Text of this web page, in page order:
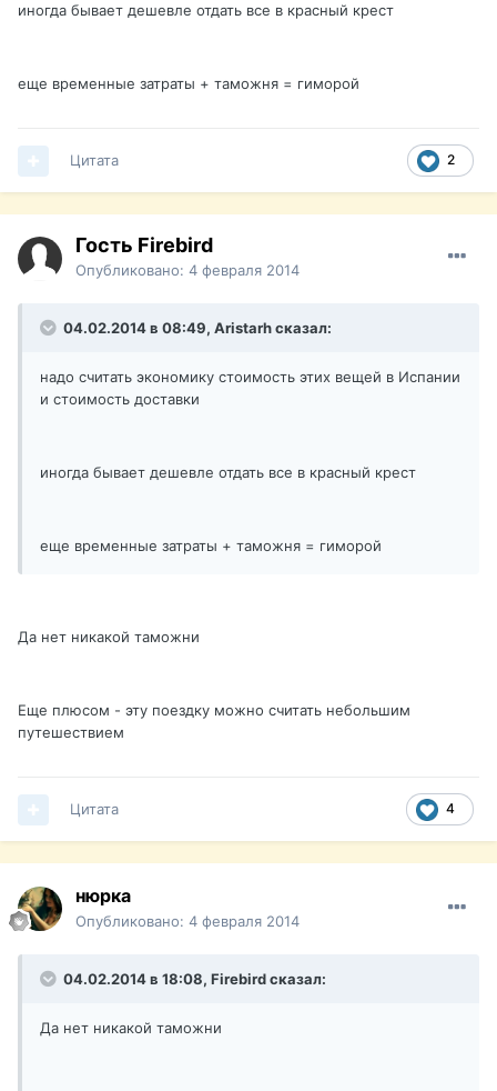
иногда бывает дешевле отдать все в красный крест
еще временные затраты + таможня = гиморой
2
Цитата
Гость Firebird
Опубликовано: 4 февраля 2014
04.02.2014 в 08:49, Aristarh сказал:
надо считать экономику стоимость этих вещей в Испании
и стоимость доставки
иногда бывает дешевле отдать все в красный крест
еще временные затраты + таможня = гиморой
Да нет никакой таможни
Еще плюсом - эту поездку можно считать небольшим
путешествием
4
Цитата
нюрка
Опубликовано: 4 февраля 2014
04.02.2014 в 18:08, Firebird сказал:
Да нет никакой таможни